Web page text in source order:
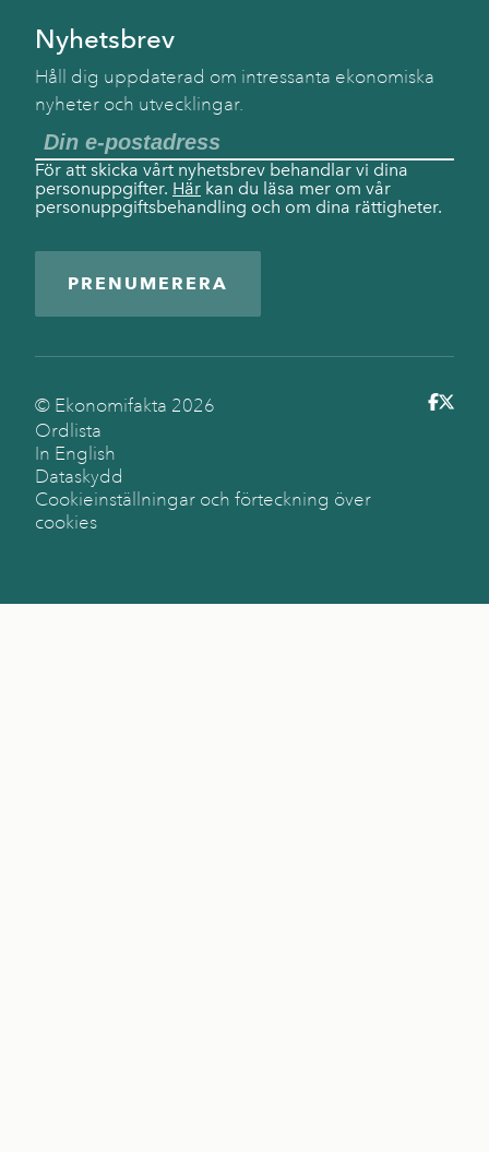
Nyhetsbrev
Håll dig uppdaterad om intressanta ekonomiska
nyheter och utvecklingar.
För att skicka vårt nyhetsbrev behandlar vi dina
personuppgifter. Här kan du läsa mer om vår
personuppgiftsbehandling och om dina rättigheter.
PRENUMERERA
© Ekonomifakta 2026
Ordlista
In English
Dataskydd
Cookieinställningar och förteckning över
cookies